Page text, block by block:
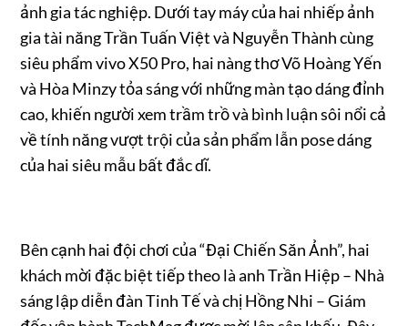
ảnh gia tác nghiệp. Dưới tay máy của hai nhiếp ảnh
gia tài năng Trần Tuấn Việt và Nguyễn Thành cùng
siêu phẩm vivo X50 Pro, hai nàng thơ Võ Hoàng Yến
và Hòa Minzy tỏa sáng với những màn tạo dáng đỉnh
cao, khiến người xem trầm trồ và bình luận sôi nổi cả
về tính năng vượt trội của sản phẩm lẫn pose dáng
của hai siêu mẫu bất đắc dĩ.
Bên cạnh hai đội chơi của “Đại Chiến Săn Ảnh”, hai
khách mời đặc biệt tiếp theo là anh Trần Hiệp – Nhà
sáng lập diễn đàn Tinh Tế và chị Hồng Nhi – Giám